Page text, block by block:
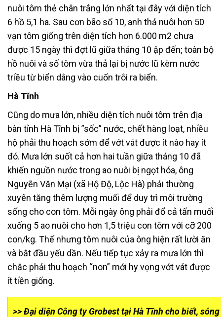
nuôi tôm thẻ chân trắng lớn nhất tại đây với diện tích
6 hồ 5,1 ha. Sau cơn bão số 10, anh thả nuôi hơn 50
vạn tôm giống trên diện tích hơn 6.000 m2 chưa
được 15 ngày thì đợt lũ giữa tháng 10 ập đến; toàn bộ
hồ nuôi và số tôm vừa thả lại bị nước lũ kèm nước
triều từ biển dâng vào cuốn trôi ra biển.
Hà Tĩnh
Cũng do mưa lớn, nhiều diện tích nuôi tôm trên địa
bàn tỉnh Hà Tĩnh bị ”sốc” nước, chết hàng loạt, nhiều
hộ phải thu hoạch sớm để vớt vát được ít nào hay ít
đó. Mưa lớn suốt cả hơn hai tuần giữa tháng 10 đã
khiến nguồn nước trong ao nuôi bị ngọt hóa, ông
Nguyễn Văn Mại (xã Hộ Độ, Lộc Hà) phải thường
xuyên tăng thêm lượng muối để duy trì môi trường
sống cho con tôm. Mỗi ngày ông phải đổ cả tấn muối
xuống 5 ao nuôi cho hơn 1,5 triệu con tôm với cỡ 200
con/kg. Thế nhưng tôm nuôi của ông hiện rất lười ăn
và bắt đầu yếu dần. Nếu tiếp tục xảy ra mưa lớn thì
chắc phải thu hoạch “non” mới hy vọng vớt vát được
ít tiền giống.
>> Đại diện Công ty Grobest tại Hà Tĩnh cho biết,